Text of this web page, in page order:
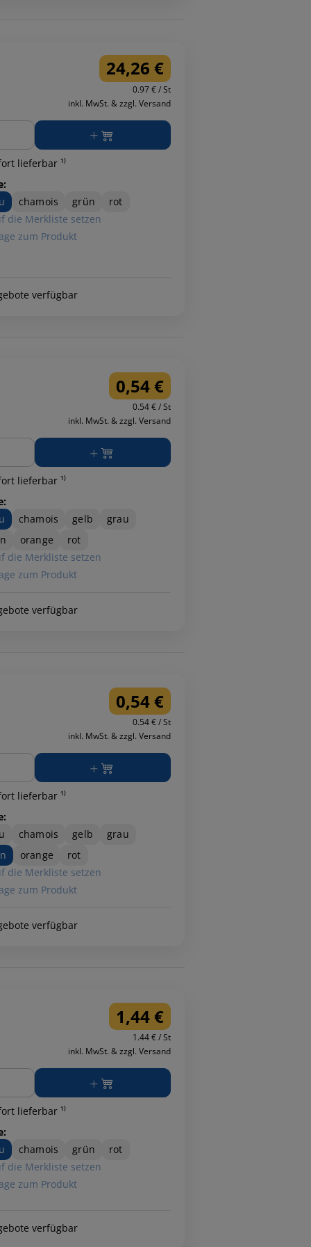
24,26 €
0.97 € / St
inkl. MwSt. & zzgl. Versand
lieferbar ¹⁾
chamois grün
rot
die Merkliste setzen
zum Produkt
verfügbar
0,54 €
0.54 € / St
inkl. MwSt. & zzgl. Versand
lieferbar ¹⁾
chamois gelb
grau
orange
rot
die Merkliste setzen
zum Produkt
verfügbar
0,54 €
0.54 € / St
inkl. MwSt. & zzgl. Versand
lieferbar ¹⁾
chamois gelb
grau
orange
rot
die Merkliste setzen
zum Produkt
verfügbar
1,44 €
1.44 € / St
inkl. MwSt. & zzgl. Versand
lieferbar ¹⁾
chamois grün
rot
die Merkliste setzen
zum Produkt
verfügbar